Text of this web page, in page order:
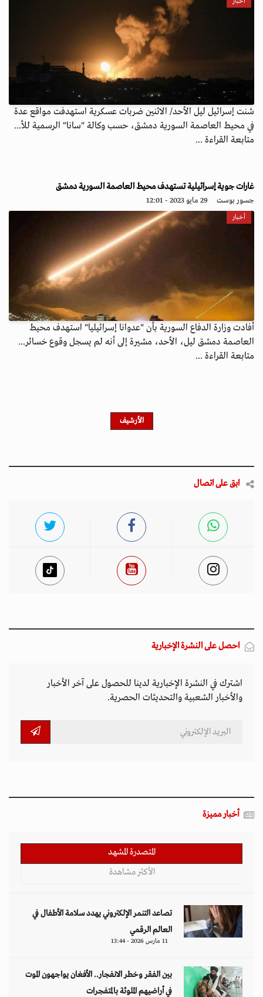
شنت إسرائيل ليل الأحد/ الاثنين ضربات عسكرية استهدفت مواقع عدة
في محيط العاصمة السورية دمشق، حسب وكالة "سانا" الرسمية للأ...
متابعة القراءة ...
غارات جوية إسرائيلية تستهدف محيط العاصمة السورية دمشق
جسور بوست 29 مايو 2023 - 12:01
أخبار
أفادت وزارة الدفاع السورية بأن "عدوانا إسرائيليا" استهدف محيط
العاصمة دمشق ليل، الأحد، مشيرة إلى أنه لم يسجل وقوع خسائر...
متابعة القراءة ...
الأرشيف
ابق على اتصال
احصل على النشرة الإخبارية
اشترك في النشرة الإخبارية لدينا للحصول على آخر الأخبار
والأخبار الشعبية والتحديثات الحصرية.
أخبار مميزة
المتصدرة المشهد
الأكثر مشاهدة
تصاعد التنمر الإلكتروني يهدد سلامة الأطفال في
العالم الرقمي
11 مارس 2026 - 13:44
بين الفقر وخطر الانفجار.. الأفغان يواجهون الموت
في أراضيهم الملوثة بالمتفجرات